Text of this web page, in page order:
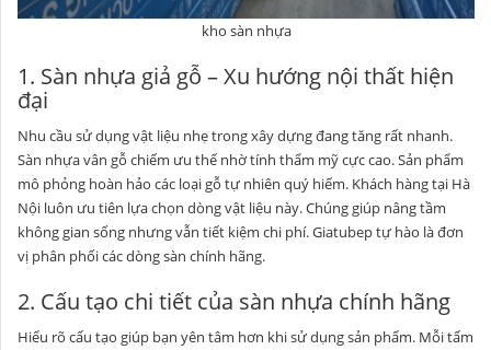
kho sàn nhựa
1. Sàn nhựa giả gỗ – Xu hướng nội thất hiện
đại
Nhu cầu sử dụng vật liệu nhẹ trong xây dựng đang tăng rất nhanh.
Sàn nhựa vân gỗ chiếm ưu thế nhờ tính thẩm mỹ cực cao. Sản phẩm
mô phỏng hoàn hảo các loại gỗ tự nhiên quý hiếm. Khách hàng tại Hà
Nội luôn ưu tiên lựa chọn dòng vật liệu này. Chúng giúp nâng tầm
không gian sống nhưng vẫn tiết kiệm chi phí. Giatubep tự hào là đơn
vị phân phối các dòng sàn chính hãng.
2. Cấu tạo chi tiết của sàn nhựa chính hãng
Hiểu rõ cấu tạo giúp bạn yên tâm hơn khi sử dụng sản phẩm. Mỗi tấm